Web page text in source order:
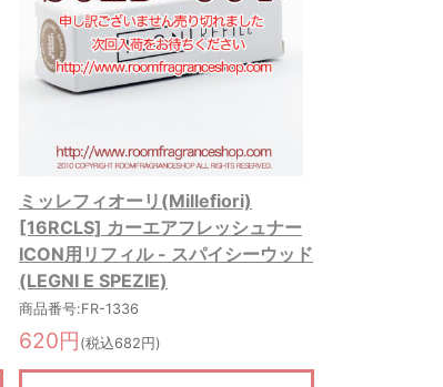
ミッレフィオーリ(Millefiori)
[16RCLS] カーエアフレッシュナー
ICON用リフィル - スパイシーウッド
(LEGNI E SPEZIE)
商品番号:FR-1336
620円 (税込682円)